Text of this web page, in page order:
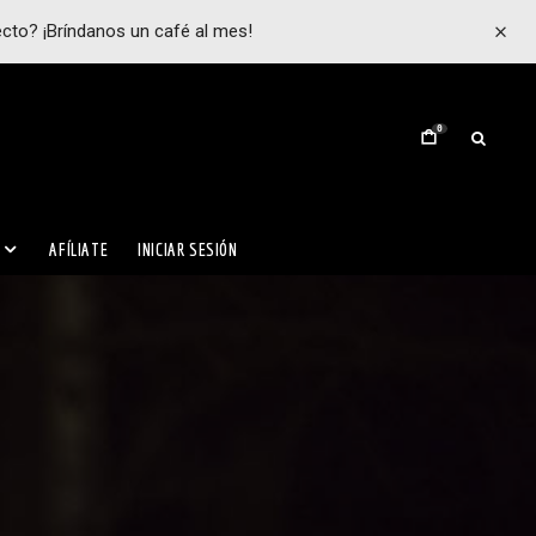
¡Bríndanos un café al mes!
0
AFÍLIATE INICIAR SESIÓN